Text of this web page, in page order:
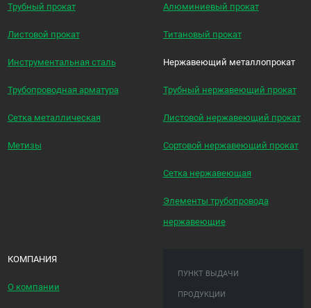
Трубный прокат
Листовой прокат
Инструментальная сталь
Трубопроводная арматура
Сетка металлическая
Метизы
Алюминиевый прокат
Титановый прокат
Нержавеющий металлопрокат
Трубный нержавеющий прокат
Листовой нержавеющий прокат
Сортовой нержавеющий прокат
Сетка нержавеющая
Элементы трубопровода
нержавеющие
КОМПАНИЯ
О компании
ПУНКТ ВЫДАЧИ
ПРОДУКЦИИ